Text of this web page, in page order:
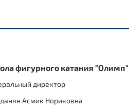
фигурного катания "Олимп"
директор
Асмик Нориковна